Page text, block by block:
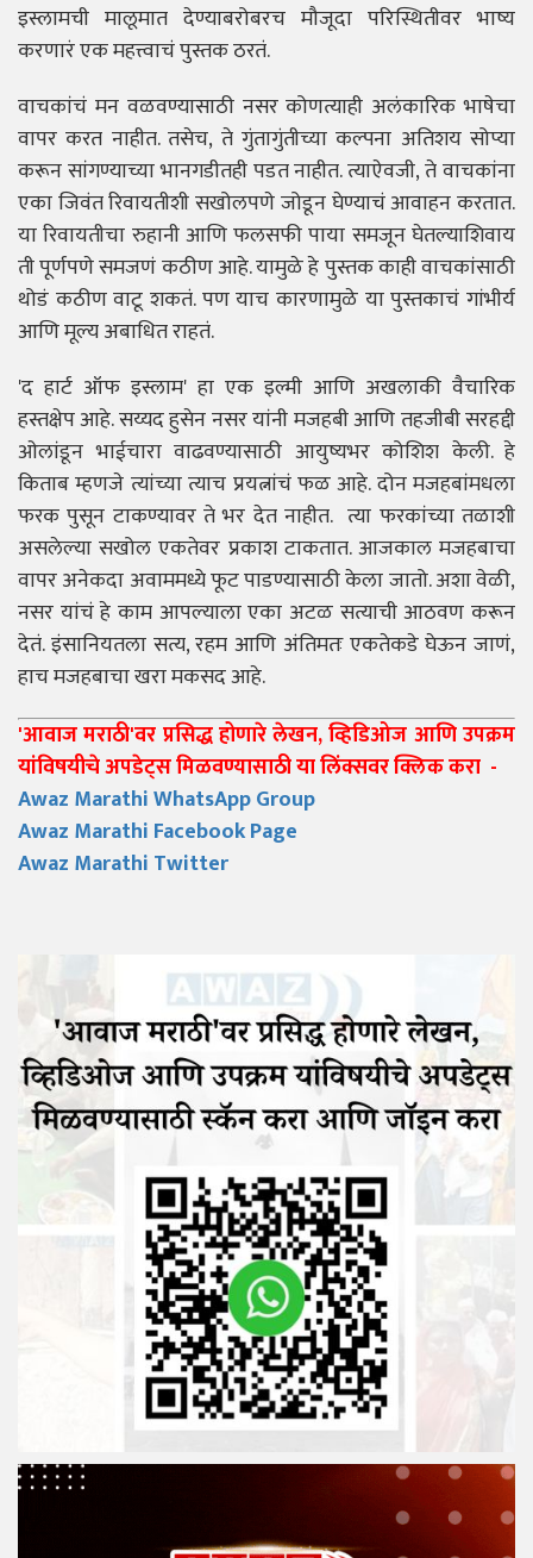
इस्लामची मालूमात देण्याबरोबरच मौजूदा परिस्थितीवर भाष्य
करणारं एक महत्त्वाचं पुस्तक ठरतं.
वाचकांचं मन वळवण्यासाठी नसर कोणत्याही अलंकारिक भाषेचा
वापर करत नाहीत. तसेच, ते गुंतागुंतीच्या कल्पना अतिशय सोप्या
करून सांगण्याच्या भानगडीतही पडत नाहीत. त्याऐवजी, ते वाचकांना
एका जिवंत रिवायतीशी सखोलपणे जोडून घेण्याचं आवाहन करतात.
या रिवायतीचा रुहानी आणि फलसफी पाया समजून घेतल्याशिवाय
ती पूर्णपणे समजणं कठीण आहे. यामुळे हे पुस्तक काही वाचकांसाठी
थोडं कठीण वाटू शकतं. पण याच कारणामुळे या पुस्तकाचं गांभीर्य
आणि मूल्य अबाधित राहतं.
'द हार्ट ऑफ इस्लाम' हा एक इल्मी आणि अखलाकी वैचारिक
हस्तक्षेप आहे. सय्यद हुसेन नसर यांनी मजहबी आणि तहजीबी सरहद्दी
ओलांडून भाईचारा वाढवण्यासाठी आयुष्यभर कोशिश केली. हे
किताब म्हणजे त्यांच्या त्याच प्रयत्नांचं फळ आहे. दोन मजहबांमधला
फरक पुसून टाकण्यावर ते भर देत नाहीत. त्या फरकांच्या तळाशी
असलेल्या सखोल एकतेवर प्रकाश टाकतात. आजकाल मजहबाचा
वापर अनेकदा अवाममध्ये फूट पाडण्यासाठी केला जातो. अशा वेळी,
नसर यांचं हे काम आपल्याला एका अटळ सत्याची आठवण करून
देतं. इंसानियतला सत्य, रहम आणि अंतिमतः एकतेकडे घेऊन जाणं,
हाच मजहबाचा खरा मकसद आहे.
'आवाज मराठी'वर प्रसिद्ध होणारे लेखन, व्हिडिओज आणि उपक्रम
यांविषयीचे अपडेट्स मिळवण्यासाठी या लिंक्सवर क्लिक करा -
Awaz Marathi WhatsApp Group
Awaz Marathi Facebook Page
Awaz Marathi Twitter